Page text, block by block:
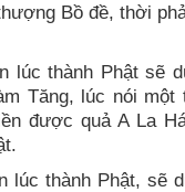
Bồ đề, thời
lúc thành Phật sẽ
Tăng, lúc nói
được quả A La
lúc thành Phật, sẽ